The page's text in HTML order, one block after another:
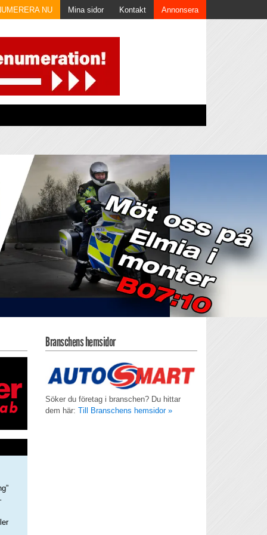
NU Mina sidor Kontakt Annonsera
Branschens hemsidor
Söker du företag i branschen? Du hittar
dem här: Till Branschens hemsidor »